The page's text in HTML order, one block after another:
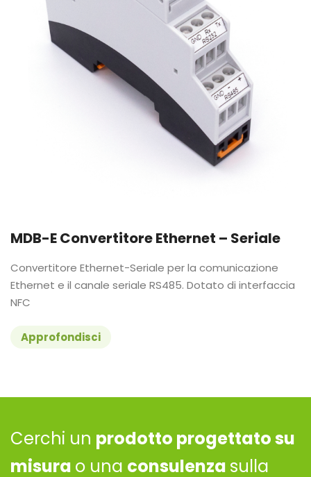
MDB-E Convertitore Ethernet – Seriale
Convertitore Ethernet-Seriale per la comunicazione
Ethernet e il canale seriale RS485. Dotato di interfaccia
NFC
Approfondisci
Cerchi un prodotto progettato su
misura o una consulenza sulla